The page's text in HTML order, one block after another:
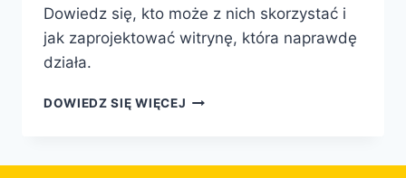
Dowiedz się, kto może z nich skorzystać i
jak zaprojektować witrynę, która naprawdę
działa.
DOWIEDZ SIĘ WIĘCEJ